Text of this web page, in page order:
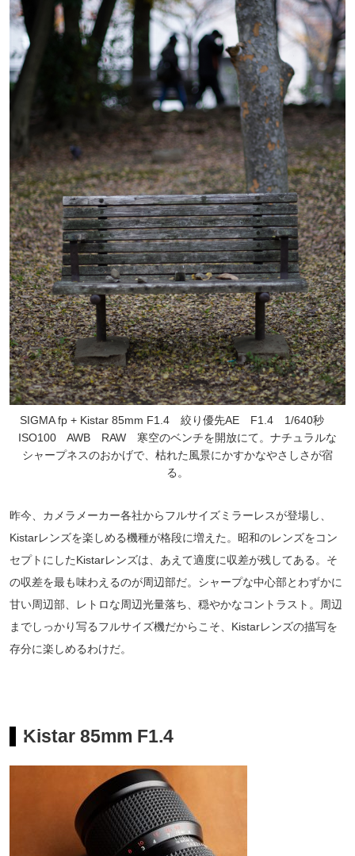
SIGMA fp + Kistar 85mm F1.4 絞り優先AE F1.4 1/640秒
ISO100 AWB RAW 寒空のベンチを開放にて。ナチュラルな
シャープネスのおかげで、枯れた風景にかすかなやさしさが宿
る。
昨今、カメラメーカー各社からフルサイズミラーレスが登場し、
Kistarレンズを楽しめる機種が格段に増えた。昭和のレンズをコン
セプトにしたKistarレンズは、あえて適度に収差が残してある。そ
の収差を最も味わえるのが周辺部だ。シャープな中心部とわずかに
甘い周辺部、レトロな周辺光量落ち、穏やかなコントラスト。周辺
までしっかり写るフルサイズ機だからこそ、Kistarレンズの描写を
存分に楽しめるわけだ。
Kistar 85mm F1.4